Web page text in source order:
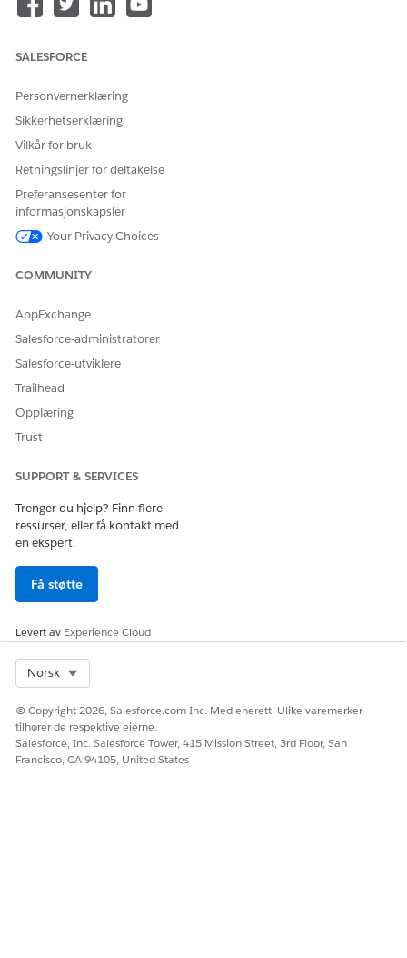
Experience Cloud-nettsteder.
HJALP DENNE ARTIKKELEN MED Å LØSE PROBLEMET DITT?
La oss få vite det slik at vi kan forbedre!
SALESFORCE
Personvernerklæring
Sikkerhetserklæring
Vilkår for bruk
Retningslinjer for deltakelse
Preferansesenter for
informasjonskapsler
Your Privacy Choices
COMMUNITY
AppExchange
Salesforce-administratorer
Salesforce-utviklere
Trailhead
Opplæring
Trust
SUPPORT & SERVICES
Trenger du hjelp? Finn flere
ressurser, eller få kontakt med
en ekspert.
Få støtte
Levert av Experience Cloud
Norsk
© Copyright 2026, Salesforce.com Inc. Med enerett. Ulike varemerker
tilhører de respektive eierne.
Salesforce, Inc. Salesforce Tower, 415 Mission Street, 3rd Floor, San
Francisco, CA 94105, United States